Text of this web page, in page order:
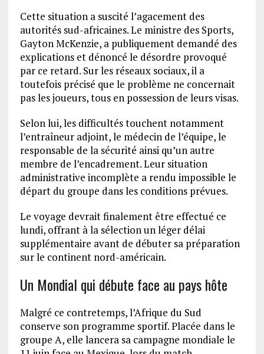
Cette situation a suscité l’agacement des
autorités sud-africaines. Le ministre des Sports,
Gayton McKenzie, a publiquement demandé des
explications et dénoncé le désordre provoqué
par ce retard. Sur les réseaux sociaux, il a
toutefois précisé que le problème ne concernait
pas les joueurs, tous en possession de leurs visas.
Selon lui, les difficultés touchent notamment
l’entraîneur adjoint, le médecin de l’équipe, le
responsable de la sécurité ainsi qu’un autre
membre de l’encadrement. Leur situation
administrative incomplète a rendu impossible le
départ du groupe dans les conditions prévues.
Le voyage devrait finalement être effectué ce
lundi, offrant à la sélection un léger délai
supplémentaire avant de débuter sa préparation
sur le continent nord-américain.
Un Mondial qui débute face au pays hôte
Malgré ce contretemps, l’Afrique du Sud
conserve son programme sportif. Placée dans le
groupe A, elle lancera sa campagne mondiale le